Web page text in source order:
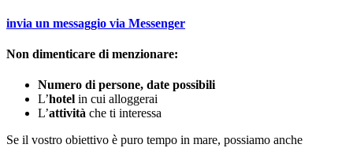
invia un messaggio via Messenger
Non dimenticare di menzionare:
Numero di persone, date possibili
L’hotel in cui alloggerai
L’attività che ti interessa
Se il vostro obiettivo è puro tempo in mare, possiamo anche